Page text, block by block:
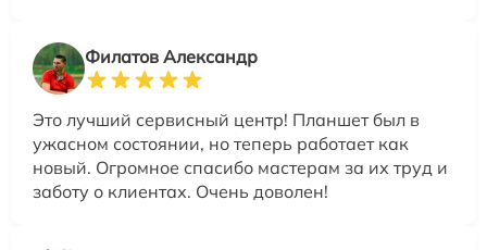
Филатов Александр
Это лучший сервисный центр! Планшет был в
ужасном состоянии, но теперь работает как
новый. Огромное спасибо мастерам за их труд и
заботу о клиентах. Очень доволен!